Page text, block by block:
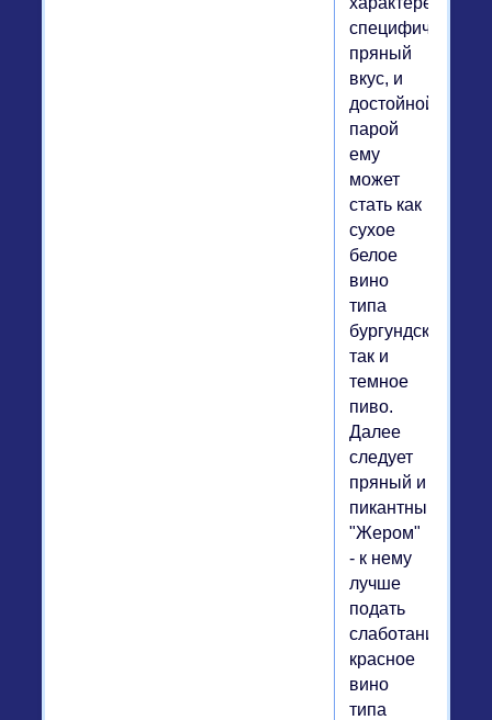
специфический
пряный
вкус, и
достойной
парой
ему
может
стать как
сухое
белое
вино
типа
бургундского,
так и
темное
пиво.
Далее
следует
пряный и
пикантный
"Жером"
- к нему
лучше
подать
слаботанинное
красное
вино
типа